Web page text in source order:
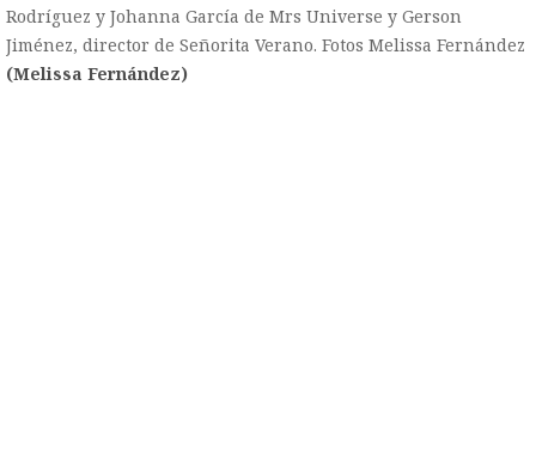
Rodríguez y Johanna García de Mrs Universe y Gerson
Jiménez, director de Señorita Verano. Fotos Melissa Fernández
(Melissa Fernández)